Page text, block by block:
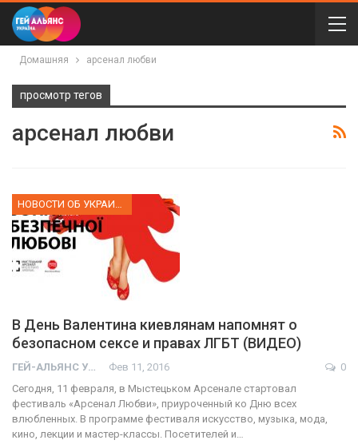
Домашняя арсенал любви
просмотр тегов
арсенал любви
В День Валентина киевлянам напомнят о
безопасном сексе и правах ЛГБТ (ВИДЕО)
ГЕЙ-АЛЬЯНС УКРАИНА Фев 11, 2016
0
Сегодня, 11 февраля, в Мыстецьком Арсенале стартовал
фестиваль «Арсенал Любви», приуроченный ко Дню всех
влюбленных. В программе фестиваля искусство, музыка, мода,
кино, лекции и мастер-классы. Посетителей и…